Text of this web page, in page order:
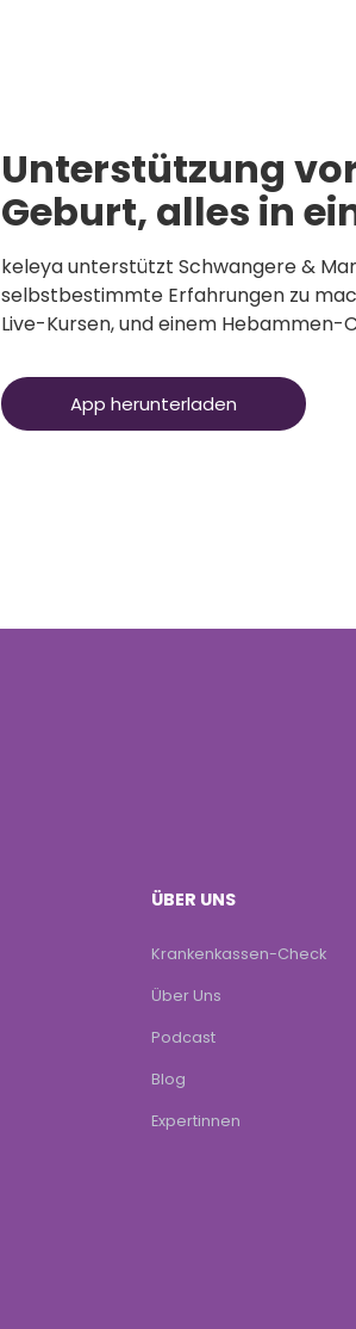
Unterstützung
Geburt, alles in
keleya unterstützt Schwangere &
selbstbestimmte Erfahrungen zu
Live-Kursen, und einem Hebammen-
App herunterladen
ÜBER UNS
Krankenkassen-Check
Über Uns
Podcast
Blog
Expertinnen